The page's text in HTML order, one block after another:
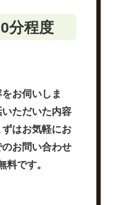
分程度
お伺いしま
ただいた内容
はお気軽にお
お問い合わせ
料です。